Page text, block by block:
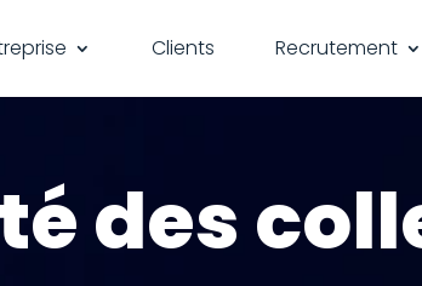
Clients Recrutement
des